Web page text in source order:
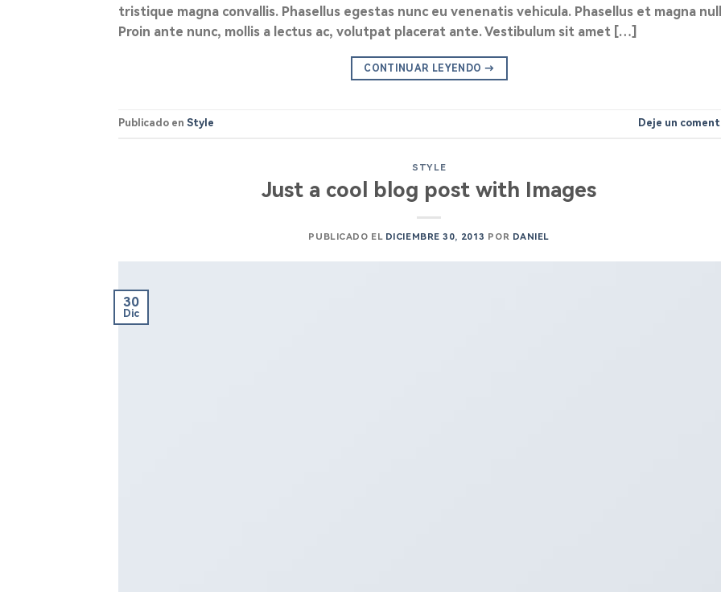
tristique magna convallis. Phasellus egestas nunc eu venenatis vehicula. Phasellus et magna
Proin ante nunc, mollis a lectus ac, volutpat placerat ante. Vestibulum sit amet […]
CONTINUAR LEYENDO →
Publicado en Style Deje un
STYLE
Just a cool blog post with Images
PUBLICADO EL DICIEMBRE 30, 2013 POR DANIEL
30
Dic